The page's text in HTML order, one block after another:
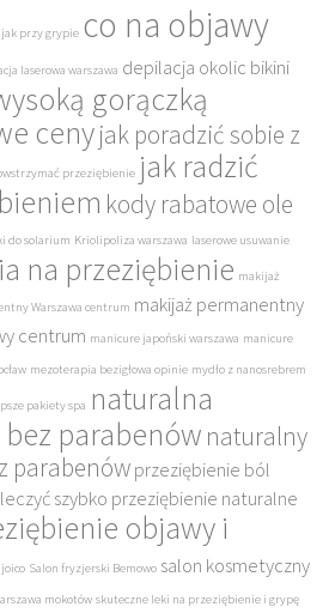
przy grypie co na objawy
laserowa warszawa depilacja okolic bikini
gorączką
cenyjak poradzić sobie z
przeziębienie jak radzić
kody rabatowe ole
do solarium Kriolipoliza warszawa laserowe usuwanie
na przeziębienie makijaż
Warszawa centrum makijaż permanentny
centrum manicure japoński warszawa manicure
mezoterapia bezigłowa opinie mydło z nanosrebrem
pakiety spa naturalna
parabenów naturalny
parabenówprzeziębienie ból
szybko przeziębienie naturalne
objawy i
Salon fryzjerski Bemowo salon kosmetyczny
mokotów skuteczne leki na przeziębienie i grypę